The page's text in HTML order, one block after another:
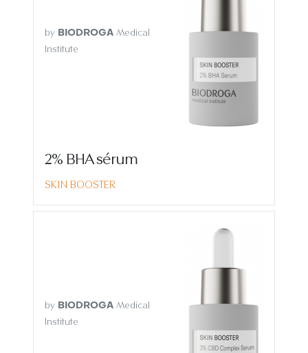
by BIODROGA Medical
Institute
2% BHA sérum
SKIN BOOSTER
by BIODROGA Medical
Institute